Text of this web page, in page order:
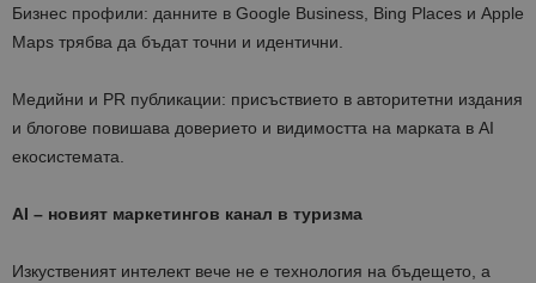
Бизнес профили: данните в Google Business, Bing Places и Apple
Maps трябва да бъдат точни и идентични.
Медийни и PR публикации: присъствието в авторитетни издания
и блогове повишава доверието и видимостта на марката в AI
екосистемата.
AI – новият маркетингов канал в туризма
Изкуственият интелект вече не е технология на бъдещето, а